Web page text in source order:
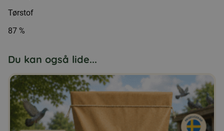
Tørstof
87 %
Du kan også lide...